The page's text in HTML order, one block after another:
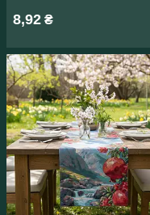
8,92 ₴